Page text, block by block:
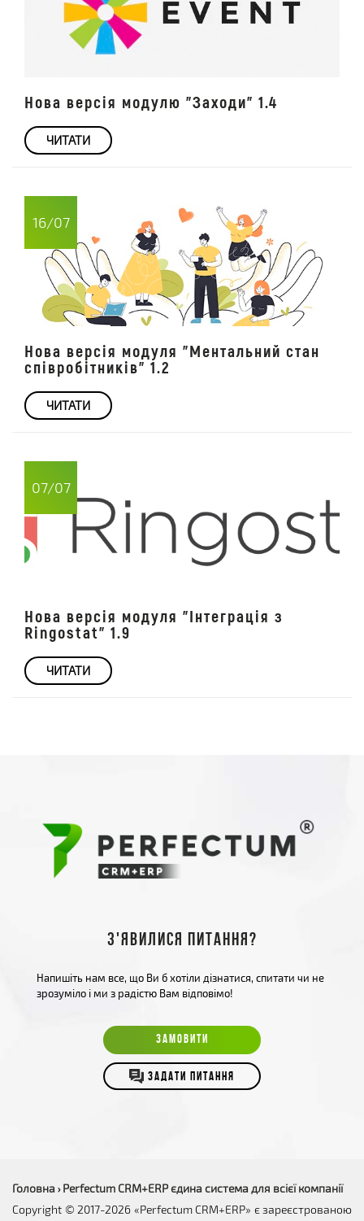
Нова версія модулю "Заходи" 1.4
ЧИТАТИ
16/07
Нова версія модуля "Ментальний стан
співробітників" 1.2
ЧИТАТИ
07/07
Нова версія модуля "Інтеграція з
Ringostat" 1.9
ЧИТАТИ
З'явилися питання?
Напишіть нам все, що Ви б хотіли дізнатися, спитати чи не
зрозуміло і ми з радістю Вам відповімо!
ЗАМОВИТИ
ЗАДАТИ ПИТАННЯ
Головна › Perfectum CRM+ERP єдина система для всієї компанії
Copyright © 2017-2026 «Perfectum CRM+ERP» є зареєстрованою